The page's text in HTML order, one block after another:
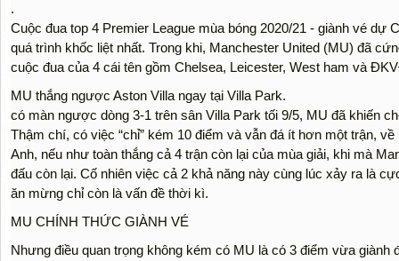
.
Cuộc đua top 4 Premier League mùa bóng 2020/21 - giành vé dự
quá trình khốc liệt nhất. Trong khi, Manchester United (MU) đã
cuộc đua của 4 cái tên gồm Chelsea, Leicester, West ham và
MU thắng ngược Aston Villa ngay tại Villa Park.
có màn ngược dòng 3-1 trên sân Villa Park tối 9/5, MU đã khiến
Thậm chí, có việc “chỉ” kém 10 điểm và vẫn đá ít hơn một trận,
Anh, nếu như toàn thắng cả 4 trận còn lại của mùa giải, khi mà
đấu còn lại. Cố nhiên việc cả 2 khả năng này cùng lúc xảy ra là
ăn mừng chỉ còn là vấn đề thời kì.
MU CHÍNH THỨC GIÀNH VÉ
Nhưng điều quan trọng không kém có MU là có 3 điểm vừa